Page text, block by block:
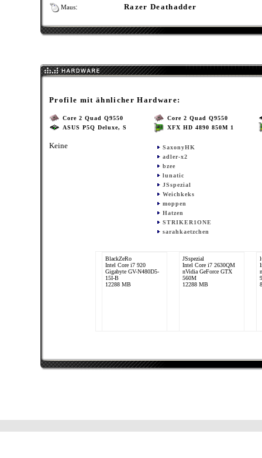
Maus: Razer Deathadder
Profile mit ähnlicher Hardware:
Core 2 Quad Q9550
ASUS P5Q Deluxe, S
Keine
Core 2 Quad Q9550
XFX HD 4890 850M 1
SaxonyHK
adler-x2
bzee
lunatic
JSspezial
Weichkeks
moppen
Hatzen
STRIKER1ONE
sarahkaetzchen
BlackZeRo
Intel Core i7 920
Gigabyte GV-N480D5-
15I-B
12288 MB
JSspezial
Intel Core i7 2630QM
nVidia GeForce GTX
560M
12288 MB
ATI Radeon HD 5700
Series